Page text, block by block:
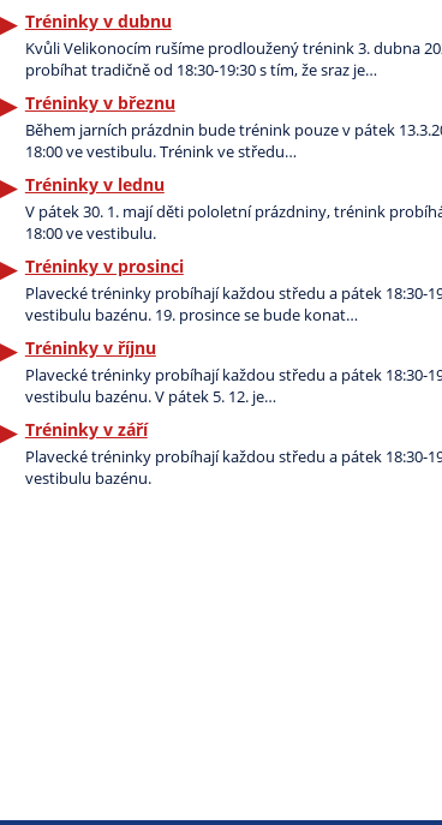
Tréninky v dubnu
Kvůli Velikonocím rušíme prodloužený trénink 3. dubna
probíhat tradičně od 18:30-19:30 s tím, že sraz je…
Tréninky v březnu
Během jarních prázdnin bude trénink pouze v pátek
18:00 ve vestibulu. Trénink ve středu…
Tréninky v lednu
V pátek 30. 1. mají děti pololetní prázdniny, trénink
18:00 ve vestibulu.
Tréninky v prosinci
Plavecké tréninky probíhají každou středu a pátek 18:30-
vestibulu bazénu. 19. prosince se bude konat…
Tréninky v říjnu
Plavecké tréninky probíhají každou středu a pátek 18:30-
vestibulu bazénu. V pátek 5. 12. je…
Tréninky v září
Plavecké tréninky probíhají každou středu a pátek 18:30-
vestibulu bazénu.